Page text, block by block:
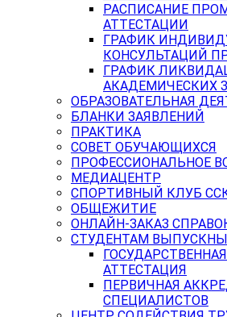
РАСПИСАНИЕ
АТТЕСТАЦИИ
ГРАФИК
КОНСУЛЬТАЦИЙ
ГРАФИК
АКАДЕМИЧЕСКИХ
ОБРАЗОВАТЕЛЬНАЯ
БЛАНКИ ЗАЯВЛЕНИЙ
ПРАКТИКА
СОВЕТ ОБУЧАЮЩИХСЯ
ПРОФЕССИОНАЛЬНОЕ
МЕДИАЦЕНТР
СПОРТИВНЫЙ КЛУБ
ОБЩЕЖИТИЕ
ОНЛАЙН-ЗАКАЗ
СТУДЕНТАМ
АТТЕСТАЦИЯ
ПЕРВИЧНАЯ
СПЕЦИАЛИСТОВ